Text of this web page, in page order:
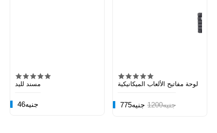
لوحة مفاتيح الألعاب الميكانيكية
775جنيه 1200جنيه
مسند لليد
46جنيه